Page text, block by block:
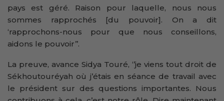
pays est géré. Raison pour laquelle, nous nous
sommes rapprochés [du pouvoir]. On a dit
‘rapprochons-nous pour que nous conseillons,
aidons le pouvoir’’.
La preuve, avance Sidya Touré, ‘’je viens tout droit de
Sékhoutouréyah où j’étais en séance de travail avec
le président sur des questions importantes. Nous